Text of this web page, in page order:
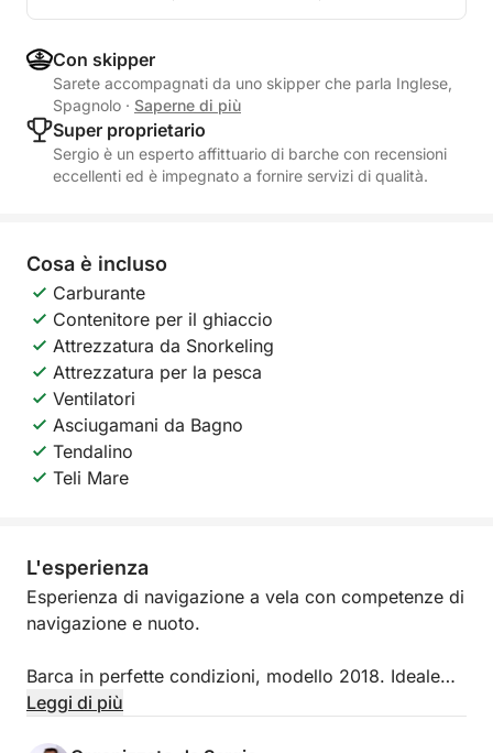
Con skipper
Sarete accompagnati da uno skipper che parla Inglese,
Spagnolo · Saperne di più
Super proprietario
Sergio è un esperto affittuario di barche con recensioni
eccellenti ed è impegnato a fornire servizi di qualità.
Cosa è incluso
Carburante
Contenitore per il ghiaccio
Attrezzatura da Snorkeling
Attrezzatura per la pesca
Ventilatori
Asciugamani da Bagno
Tendalino
Teli Mare
L'esperienza
Esperienza di navigazione a vela con competenze di
navigazione e nuoto.
Barca in perfette condizioni, modello 2018. Ideale
per charter e vela tecnica.
Leggi di più